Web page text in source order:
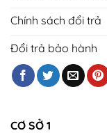
Chính sách đổi trả
Đổi trả bảo hành
CƠ SỞ 1